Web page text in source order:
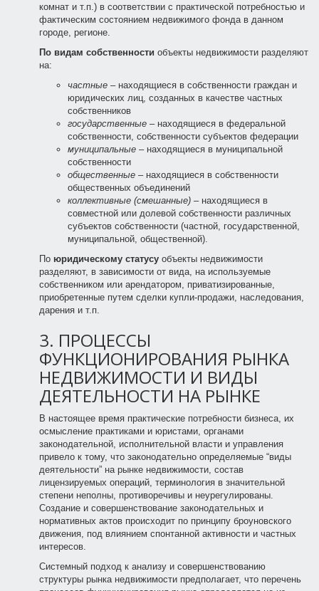
комнат и т.п.) в соответствии с практической потребностью и
фактическим состоянием недвижимого фонда в данном
городе, регионе.
По видам собственности объекты недвижимости разделяют
на:
частные – находящиеся в собственности граждан и
юридических лиц, созданных в качестве частных
собственников
государственные – находящиеся в федеральной
собственности, собственности субъектов федерации
муниципальные – находящиеся в муниципальной
собственности
общественные – находящиеся в собственности
общественных объединений
коллективные (смешанные) – находящиеся в
совместной или долевой собственности различных
субъектов собственности (частной, государственной,
муниципальной, общественной).
По юридическому статусу объекты недвижимости
разделяют, в зависимости от вида, на используемые
собственником или арендатором, приватизированные,
приобретенные путем сделки купли-продажи, наследования,
дарения и т.п.
3. ПРОЦЕССЫ
ФУНКЦИОНИРОВАНИЯ РЫНКА
НЕДВИЖИМОСТИ И ВИДЫ
ДЕЯТЕЛЬНОСТИ НА РЫНКЕ
В настоящее время практические потребности бизнеса, их
осмысление практиками и юристами, органами
законодательной, исполнительной власти и управления
привело к тому, что законодательно определяемые “виды
деятельности” на рынке недвижимости, состав
лицензируемых операций, терминология в значительной
степени неполны, противоречивы и неурегулированы.
Создание и совершенствование законодательных и
нормативных актов происходит по принципу броуновского
движения, под влиянием спонтанной активности и частных
интересов.
Системный подход к анализу и совершенствованию
структуры рынка недвижимости предполагает, что перечень